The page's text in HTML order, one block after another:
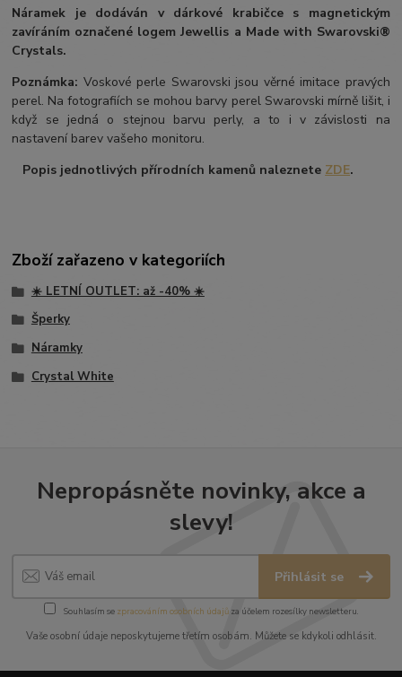
Náramek je dodáván v dárkové krabičce s magnetickým
zavíráním označené logem Jewellis a Made with Swarovski®
Crystals.
Poznámka: Voskové perle Swarovski jsou věrné imitace pravých
perel. Na fotografiích se mohou barvy perel Swarovski mírně lišit, i
když se jedná o stejnou barvu perly, a to i v závislosti na
nastavení barev vašeho monitoru.
Popis jednotlivých přírodních kamenů naleznete ZDE.
Zboží zařazeno v kategoriích
☀️ LETNÍ OUTLET: až -40% ☀️
Šperky
Náramky
Crystal White
Nepropásněte novinky, akce a
slevy!
Přihlásit se
Souhlasím se zpracováním osobních údajůza účelem rozesílky newsletteru.
Vaše osobní údaje neposkytujeme třetím osobám. Můžete se kdykoli odhlásit.